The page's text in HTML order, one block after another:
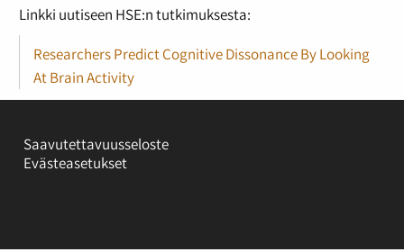
Linkki uutiseen HSE:n tutkimuksesta:
Researchers Predict Cognitive Dissonance By Looking
At Brain Activity
Saavutettavuusseloste
Evästeasetukset